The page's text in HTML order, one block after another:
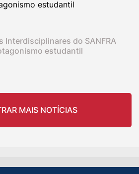
Interdisciplinares do SANFRA
estudantil
MAIS NOTÍCIAS